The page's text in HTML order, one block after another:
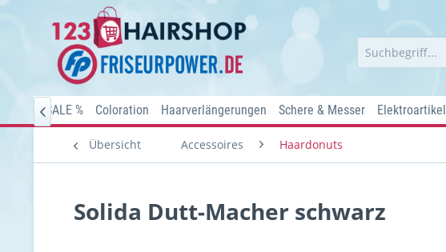
SALE % Coloration Haarverlängerungen Schere & Messer Elektroartikel

Übersicht Accessoires Haardonuts
Solida Dutt-Macher schwarz